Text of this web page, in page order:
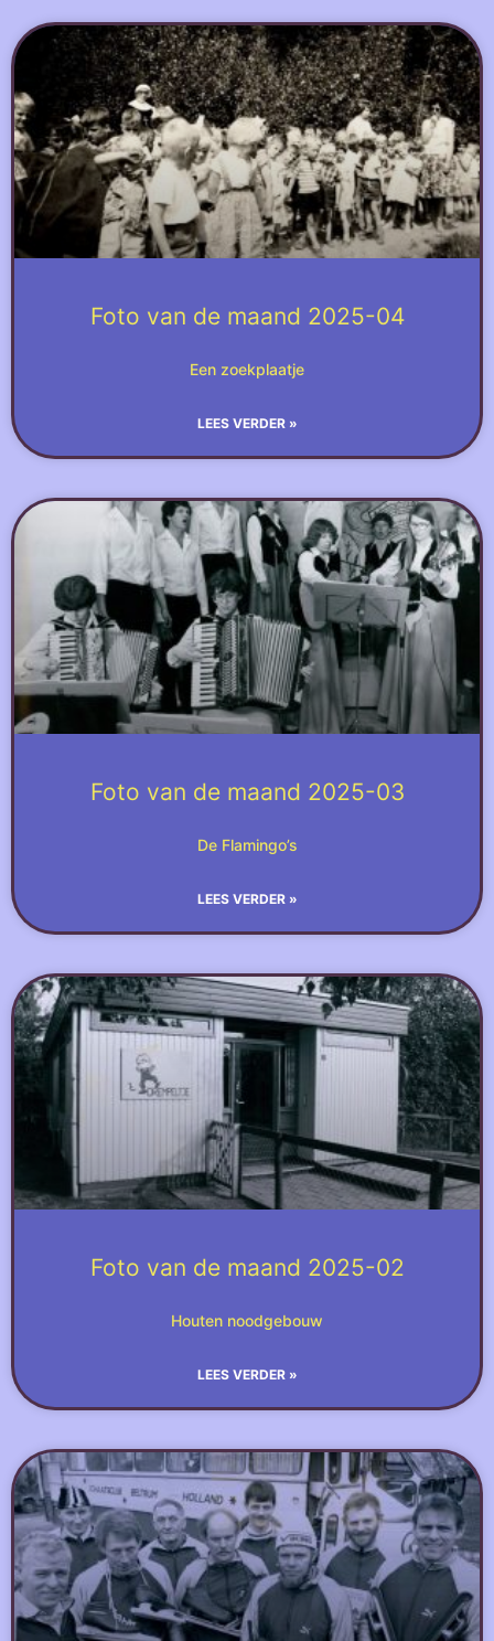
Foto van de maand 2025-04
Een zoekplaatje
LEES VERDER »
Foto van de maand 2025-03
De Flamingo’s
LEES VERDER »
Foto van de maand 2025-02
Houten noodgebouw
LEES VERDER »